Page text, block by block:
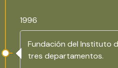
1996
Fundación del Instituto
tres departamentos.